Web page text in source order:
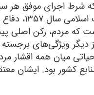
که شرط اجرای موفق
بدون همراهی
که مردم، رکن اصلی
دیگر ویژگی‌های
میان همه اقشار
کشور بود.